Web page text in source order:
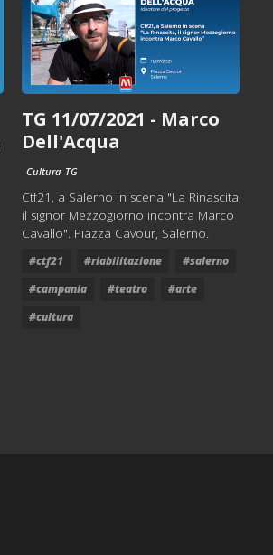
TG 11/07/2021 - Marco
Dell'Acqua
Cultura TG
Ctf21, a Salerno in scena "La Rinascita,
il signor Mezzogiorno incontra Marco
Cavallo". Piazza Cavour, Salerno.
#ctf21 #riabilitazione
#salerno
#campania
#teatro
#arte
#cultura